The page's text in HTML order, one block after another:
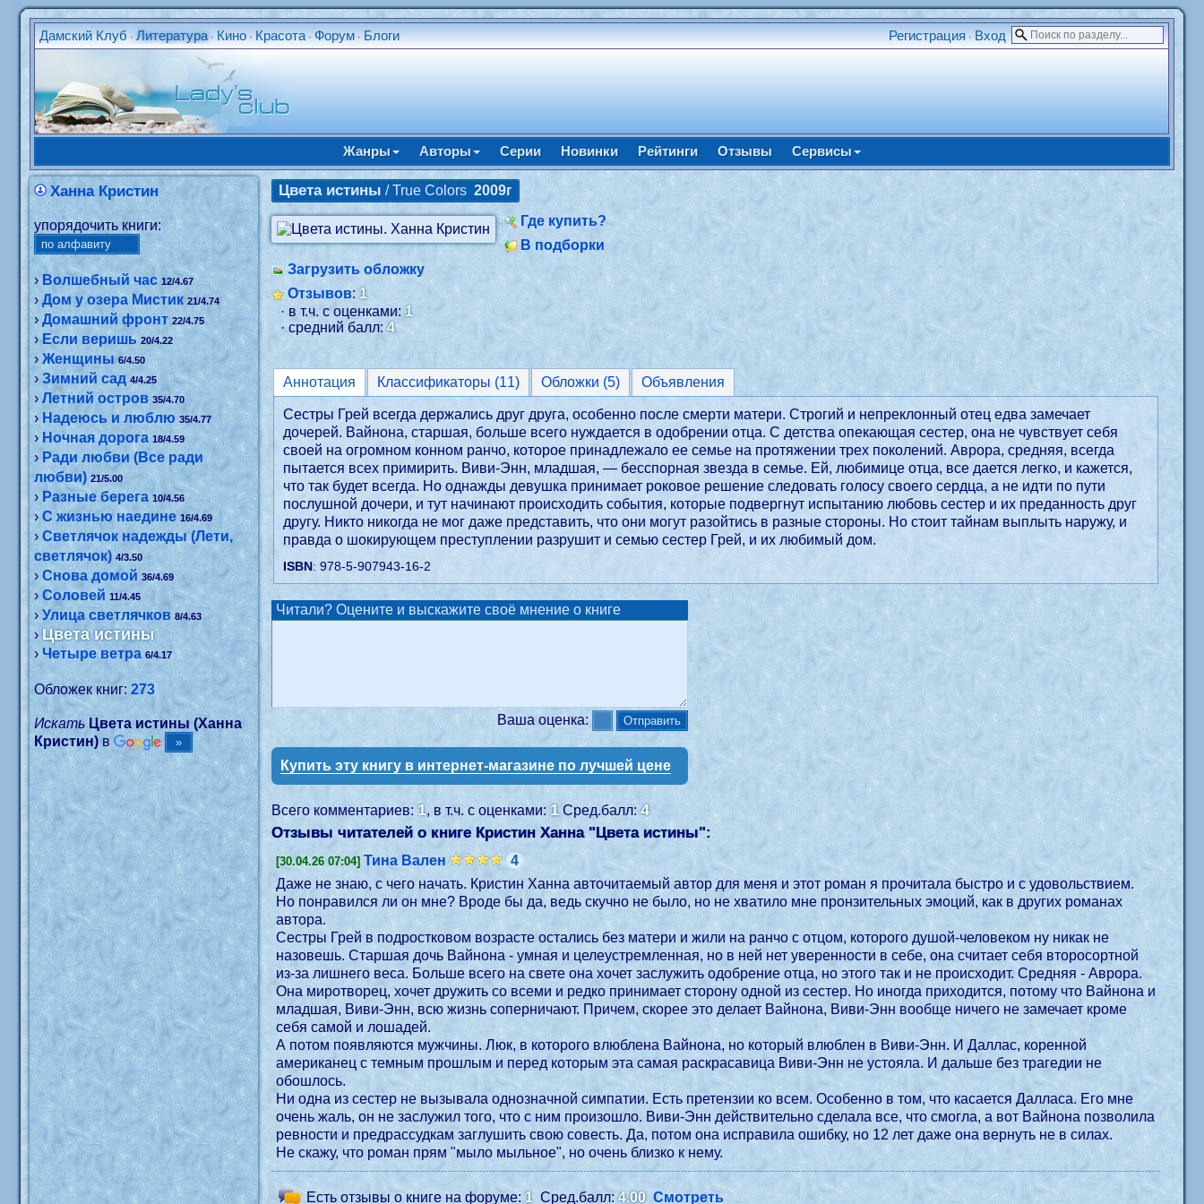
Дамский Клуб •Литература • Кино • Красота •Форум • Блоги Регистрация • Вход
Жанры Авторы Серии Новинки Рейтинги Отзывы Сервисы
Ханна Кристин
упорядочить книги:
›Волшебный час 12/4.67
›Дом у озера Мистик 21/4.74
›Домашний фронт 22/4.75
›Если веришь 20/4.22
›Женщины 6/4.50
›Зимний сад 4/4.25
›Летний остров 35/4.70
›Надеюсь и люблю 35/4.77
›Ночная дорога 18/4.59
› Ради любви (Все ради
любви) 21/5.00
›Разные берега 10/4.56
›С жизнью наедине 16/4.69
›Светлячок надежды (Лети,
светлячок) 4/3.50
›Снова домой 36/4.69
›Соловей 11/4.45
›Улица светлячков 8/4.63
›Цвета истины
›Четыре ветра 6/4.17
Обложек книг:273
Искать Цвета истины (Ханна
Кристин) в
Цвета истины / True Colors2009г
Где купить?
В подборки
Загрузить обложку
Отзывов:1
· в т.ч. с оценками:1
· средний балл:4
Аннотация Классификаторы (11) Обложки (5) Объявления
Сестры Грей всегда держались друг друга, особенно после смерти матери. Строгий и непреклонный отец едва замечает
дочерей. Вайнона, старшая, больше всего нуждается в одобрении отца. С детства опекающая сестер, она не чувствует себя
своей на огромном конном ранчо, которое принадлежало ее семье на протяжении трех поколений. Аврора, средняя, всегда
пытается всех примирить. Виви-Энн, младшая, — бесспорная звезда в семье. Ей, любимице отца, все дается легко, и кажется,
что так будет всегда. Но однажды девушка принимает роковое решение следовать голосу своего сердца, а не идти по пути
послушной дочери, и тут начинают происходить события, которые подвергнут испытанию любовь сестер и их преданность друг
другу. Никто никогда не мог даже представить, что они могут разойтись в разные стороны. Но стоит тайнам выплыть наружу, и
правда о шокирующем преступлении разрушит и семью сестер Грей, и их любимый дом.
ISBN: 978-5-907943-16-2
Читали? Оцените и выскажите своё мнение о книге
Ваша оценка:
Купить эту книгу в интернет-магазине по лучшей цене
Всего комментариев:1, в т.ч. с оценками:1 Сред.балл:4
Отзывы читателей о книге Кристин Ханна "Цвета истины":
[30.04.26 07:04] Тина Вален
4
Даже не знаю, с чего начать. Кристин Ханна авточитаемый автор для меня и этот роман я прочитала быстро и с удовольствием.
Но понравился ли он мне? Вроде бы да, ведь скучно не было, но не хватило мне пронзительных эмоций, как в других романах
автора.
Сестры Грей в подростковом возрасте остались без матери и жили на ранчо с отцом, которого душой-человеком ну никак не
назовешь. Старшая дочь Вайнона - умная и целеустремленная, но в ней нет уверенности в себе, она считает себя второсортной
из-за лишнего веса. Больше всего на свете она хочет заслужить одобрение отца, но этого так и не происходит. Средняя - Аврора.
Она миротворец, хочет дружить со всеми и редко принимает сторону одной из сестер. Но иногда приходится, потому что Вайнона и
младшая, Виви-Энн, всю жизнь соперничают. Причем, скорее это делает Вайнона, Виви-Энн вообще ничего не замечает кроме
себя самой и лошадей.
А потом появляются мужчины. Люк, в которого влюблена Вайнона, но который влюблен в Виви-Энн. И Даллас, коренной
американец с темным прошлым и перед которым эта самая раскрасавица Виви-Энн не устояла. И дальше без трагедии не
обошлось.
Ни одна из сестер не вызывала однозначной симпатии. Есть претензии ко всем. Особенно в том, что касается Далласа. Его мне
очень жаль, он не заслужил того, что с ним произошло. Виви-Энн действительно сделала все, что смогла, а вот Вайнона позволила
ревности и предрассудкам заглушить свою совесть. Да, потом она исправила ошибку, но 12 лет даже она вернуть не в силах.
Не скажу, что роман прям "мыло мыльное", но очень близко к нему.
Есть отзывы о книге на форуме:1Сред.балл:4.00 Смотреть